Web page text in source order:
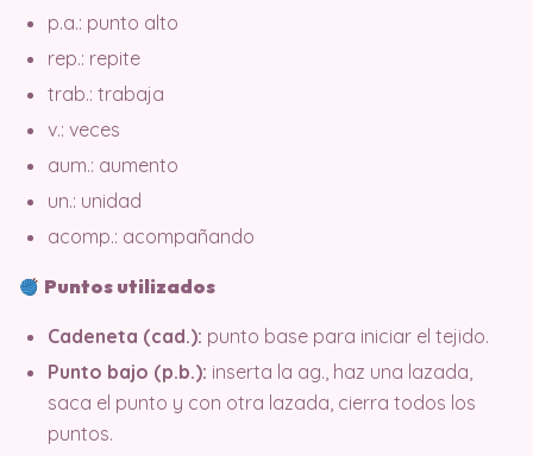
p.a.: punto alto
rep.: repite
trab.: trabaja
v.: veces
aum.: aumento
un.: unidad
acomp.: acompañando
Puntos utilizados
Cadeneta (cad.): punto base para iniciar el tejido.
Punto bajo (p.b.): inserta la ag., haz una lazada,
saca el punto y con otra lazada, cierra todos los
puntos.